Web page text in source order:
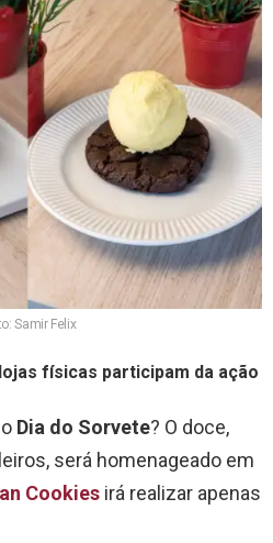
Samir Felix
físicas participam da ação
Dia do Sorvete? O doce,
será homenageado em
Cookies irá realizar apenas